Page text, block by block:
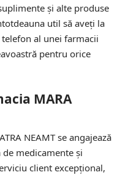
și alte produse
util să aveți la
al unei farmacii
pentru orice
MARA
NEAMT se angajează
medicamente și
client excepțional,